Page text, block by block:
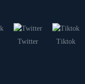
Twitter Tiktok